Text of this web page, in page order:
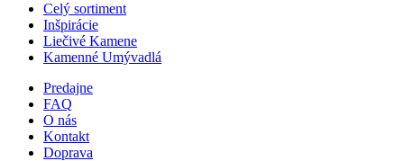
Celý sortiment
Inšpirácie
Liečivé Kamene
Kamenné Umývadlá
Predajne
FAQ
O nás
Kontakt
Doprava